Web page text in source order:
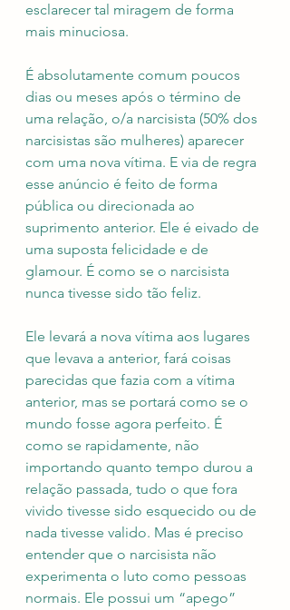
esclarecer tal miragem de forma
mais minuciosa.
É absolutamente comum poucos
dias ou meses após o término de
uma relação, o/a narcisista (50% dos
narcisistas são mulheres) aparecer
com uma nova vítima. E via de regra
esse anúncio é feito de forma
pública ou direcionada ao
suprimento anterior. Ele é eivado de
uma suposta felicidade e de
glamour. É como se o narcisista
nunca tivesse sido tão feliz.
Ele levará a nova vítima aos lugares
que levava a anterior, fará coisas
parecidas que fazia com a vítima
anterior, mas se portará como se o
mundo fosse agora perfeito. É
como se rapidamente, não
importando quanto tempo durou a
relação passada, tudo o que fora
vivido tivesse sido esquecido ou de
nada tivesse valido. Mas é preciso
entender que o narcisista não
experimenta o luto como pessoas
normais. Ele possui um “apego”